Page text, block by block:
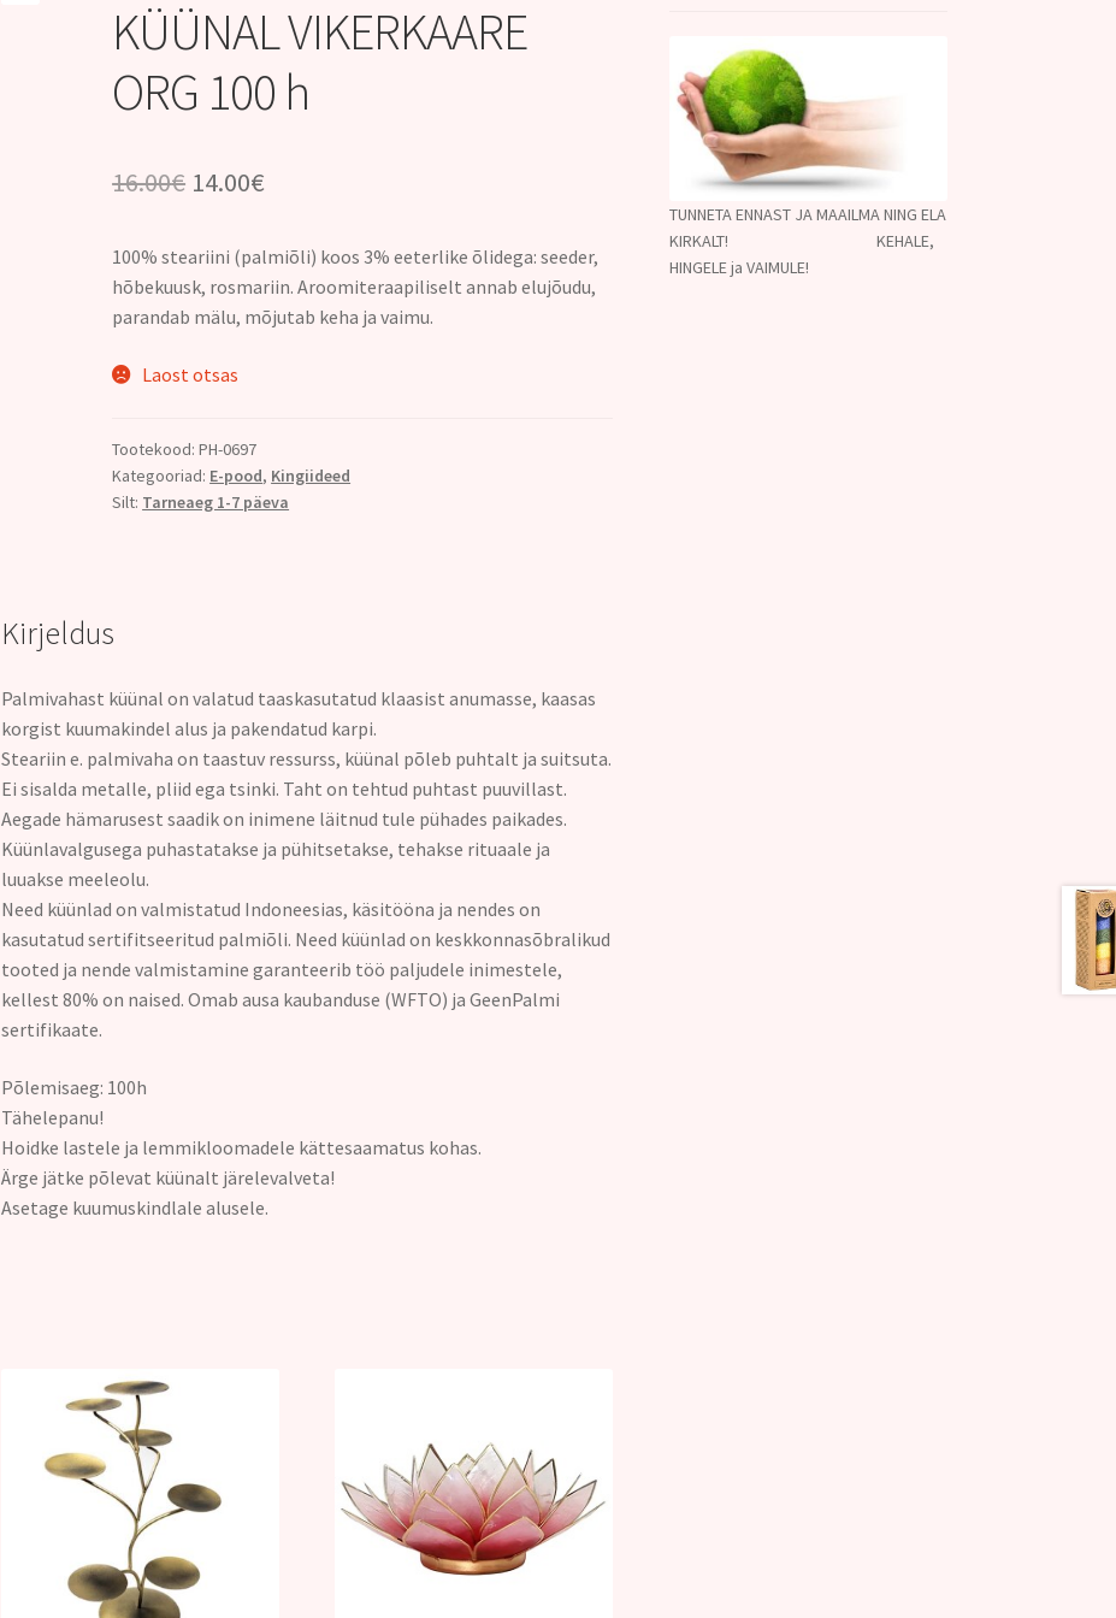
KÜÜNAL VIKERKAARE
ORG 100 h
16.00€ Algne
oli:
16.00€.
14.00€
on:
14.00€.
100% steariini (palmiõli) koos 3% eeterlike õlidega: seeder,
hõbekuusk, rosmariin. Aroomiteraapiliselt annab elujõudu,
parandab mälu, mõjutab keha ja vaimu.
Laost otsas
Tootekood:PH-0697
Kategooriad: E-pood, Kingiideed
Silt: Tarneaeg 1-7 päeva
Kirjeldus
Palmivahast küünal on valatud taaskasutatud klaasist anumasse, kaasas
korgist kuumakindel alus ja pakendatud karpi.
Steariin e. palmivaha on taastuv ressurss, küünal põleb puhtalt ja suitsuta.
Ei sisalda metalle, pliid ega tsinki. Taht on tehtud puhtast puuvillast.
Aegade hämarusest saadik on inimene läitnud tule pühades paikades.
Küünlavalgusega puhastatakse ja pühitsetakse, tehakse rituaale ja
luuakse meeleolu.
Need küünlad on valmistatud Indoneesias, käsitööna ja nendes on
kasutatud sertifitseeritud palmiõli. Need küünlad on keskkonnasõbralikud
tooted ja nende valmistamine garanteerib töö paljudele inimestele,
kellest 80% on naised. Omab ausa kaubanduse (WFTO) ja GeenPalmi
sertifikaate.
Põlemisaeg: 100h
Tähelepanu!
Hoidke lastele ja lemmikloomadele kättesaamatus kohas.
Ärge jätke põlevat küünalt järelevalveta!
Asetage kuumuskindlale alusele.
TUNNETA ENNAST JA MAAILMA NING ELA
KIRKALT! KEHALE,
HINGELE ja VAIMULE!